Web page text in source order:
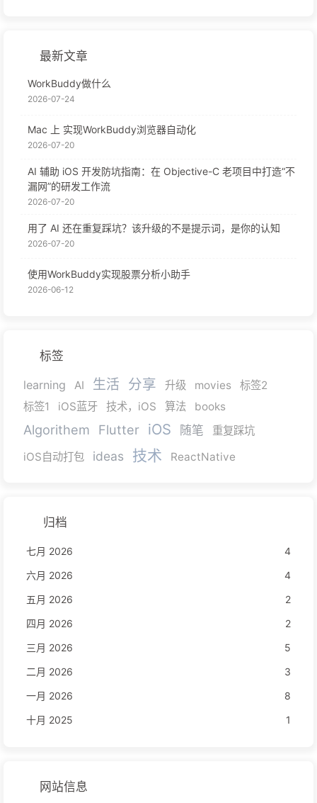
最新文章
WorkBuddy做什么
2026-07-24
Mac 上 实现WorkBuddy浏览器自动化
2026-07-20
AI 辅助 iOS 开发防坑指南：在 Objective-C 老项目中打造“不
漏网”的研发工作流
2026-07-20
用了 AI 还在重复踩坑？该升级的不是提示词，是你的认知
2026-07-20
使用WorkBuddy实现股票分析小助手
2026-06-12
标签
learning AI 生活 分享 升级 movies
标签2
标签1
iOS蓝牙 技术，iOS 算法 books
Algorithem Flutter iOS 随笔
重复踩坑
iOS自动打包
ideas 技术 ReactNative
归档
七月 2026
4
六月 2026
4
五月 2026
2
四月 2026
2
三月 2026
5
二月 2026
3
一月 2026
8
十月 2025
1
网站信息